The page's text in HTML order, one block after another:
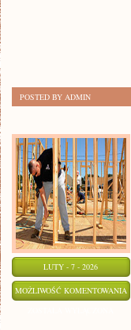
POSTED BY ADMIN
LUTY - 7 - 2026
MOŻLIWOŚĆ KOMENTOWANIA